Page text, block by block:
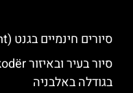
סיורים חינמיים בגנט (Ghent) בלגיה
בגודלה באלבניה